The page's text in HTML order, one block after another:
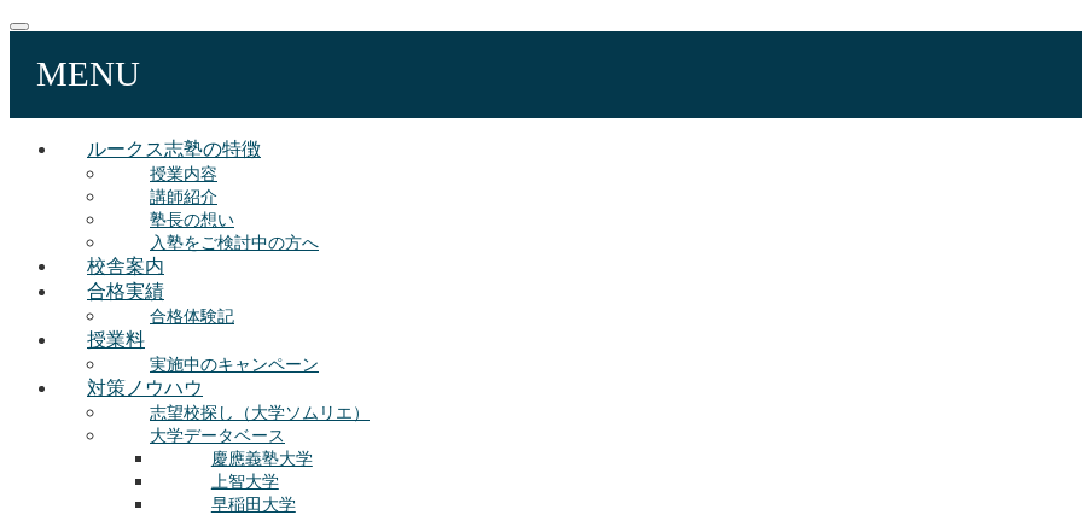
MENU
ルークス志塾の特徴
授業内容
講師紹介
塾長の想い
入塾をご検討中の方へ
校舎案内
合格実績
合格体験記
授業料
実施中のキャンペーン
対策ノウハウ
志望校探し（大学ソムリエ）
大学データベース
慶應義塾大学
上智大学
早稲田大学